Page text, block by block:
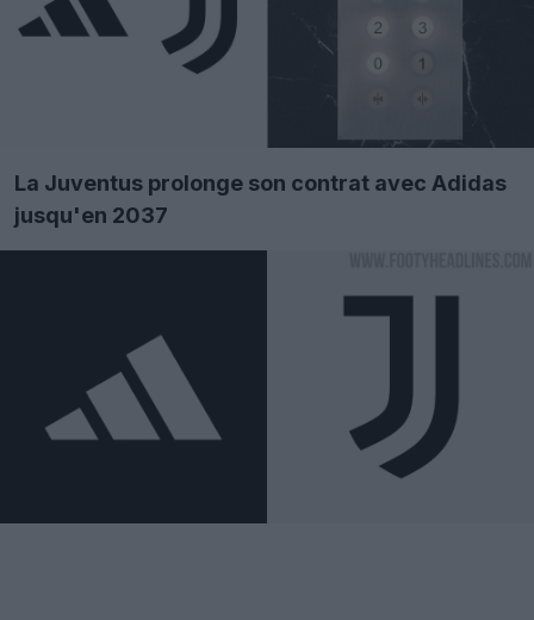
La Juventus prolonge son contrat avec Adidas
jusqu'en 2037